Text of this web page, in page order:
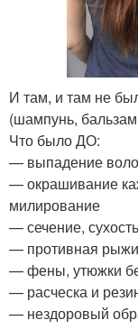
И там, и там не
(шампунь,
Что было ДО:
— выпадение
— окрашивание
милирование
— сечение,
— противная
— фены, утюжки
— расческа и
— нездоровый